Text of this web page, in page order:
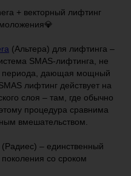
+ векторный лифтинг
(Альтера) для лифтинга –
SMAS-лифтинга, не
периода, дающая мощный
лифтинг действует на
слоя – там, где обычно
процедура сравнима
вмешательством.
(Радиес) – единственный
со сроком